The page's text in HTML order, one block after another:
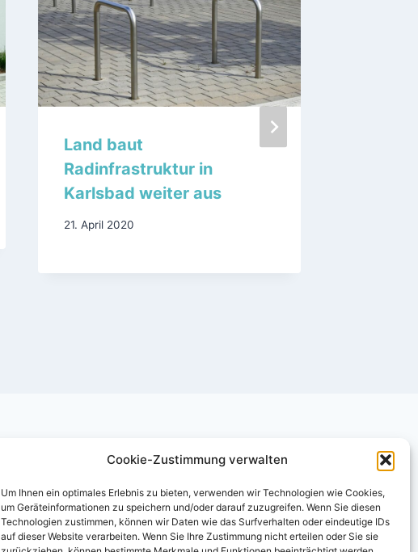
Cookie-Zustimmung verwalten
Um Ihnen ein optimales Erlebnis zu bieten, verwenden wir Technologien wie Cookies,
um Geräteinformationen zu speichern und/oder darauf zuzugreifen. Wenn Sie diesen
Technologien zustimmen, können wir Daten wie das Surfverhalten oder eindeutige IDs
auf dieser Website verarbeiten. Wenn Sie Ihre Zustimmung nicht erteilen oder Sie sie
Land baut
Radinfrastruktur in
Karlsbad weiter aus
21. April 2020